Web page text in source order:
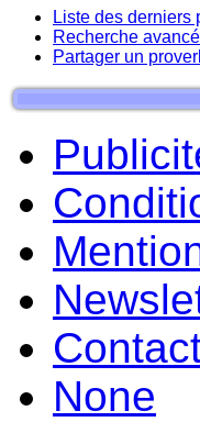
Liste des derniers
Recherche
Partager un
None